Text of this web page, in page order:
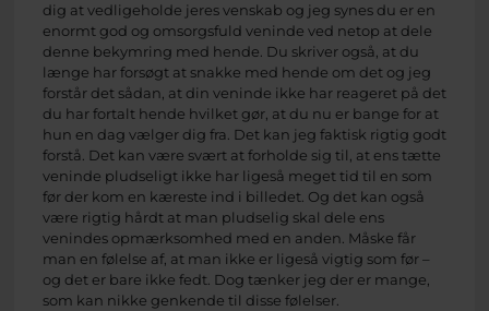
dig at vedligeholde jeres venskab og jeg synes du er en
enormt god og omsorgsfuld veninde ved netop at dele
denne bekymring med hende. Du skriver også, at du
længe har forsøgt at snakke med hende om det og jeg
forstår det sådan, at din veninde ikke har reageret på det
du har fortalt hende hvilket gør, at du nu er bange for at
hun en dag vælger dig fra. Det kan jeg faktisk rigtig godt
forstå. Det kan være svært at forholde sig til, at ens tætte
veninde pludseligt ikke har ligeså meget tid til en som
før der kom en kæreste ind i billedet. Og det kan også
være rigtig hårdt at man pludselig skal dele ens
venindes opmærksomhed med en anden. Måske får
man en følelse af, at man ikke er ligeså vigtig som før –
og det er bare ikke fedt. Dog tænker jeg der er mange,
som kan nikke genkende til disse følelser.